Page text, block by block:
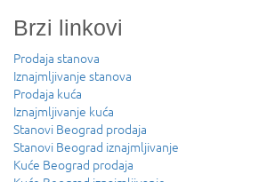
Brzi linkovi
Prodaja stanova
Iznajmljivanje stanova
Prodaja kuća
Iznajmljivanje kuća
Stanovi Beograd prodaja
Stanovi Beograd iznajmljivanje
Kuće Beograd prodaja